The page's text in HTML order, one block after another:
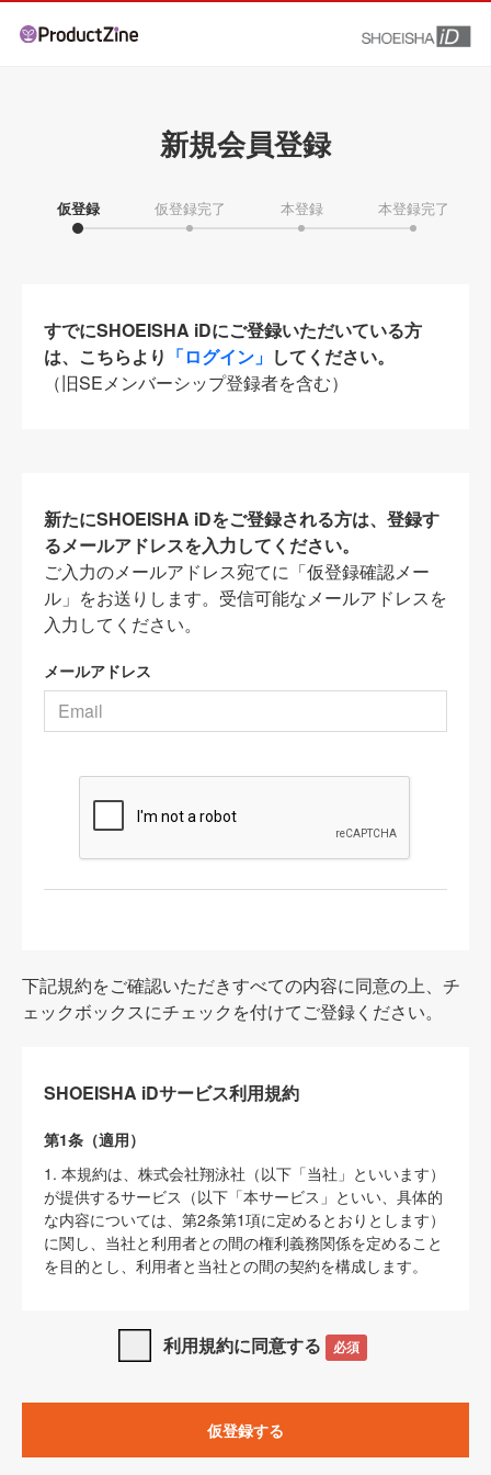
新規会員登録
仮登録 仮登録完了 本登録 本登録完了
すでにSHOEISHA iDにご登録いただいている方
は、こちらより 「ログイン」 してください。
（旧SEメンバーシップ登録者を含む）
新たにSHOEISHA iDをご登録される方は、登録す
るメールアドレスを入力してください。
ご入力のメールアドレス宛てに「仮登録確認メー
ル」をお送りします。受信可能なメールアドレスを
入力してください。
メールアドレス
下記規約をご確認いただきすべての内容に同意の上、チ
ェックボックスにチェックを付けてご登録ください。
SHOEISHA iDサービス利用規約
第1条（適用）
1. 本規約は、株式会社翔泳社（以下「当社」といいます）
が提供するサービス（以下「本サービス」といい、具体的
な内容については、第2条第1項に定めるとおりとします）
に関し、当社と利用者との間の権利義務関係を定めること
を目的とし、利用者と当社との間の契約を構成します。
SHOEISHA iDプライバシーポリシー」及び「
サイト上でのデータの利用について（Cookieポリシー）
3. 本規約の内容と、前項に記載する定めその他当社が定め
利用規約に同意する 必須
仮登録する